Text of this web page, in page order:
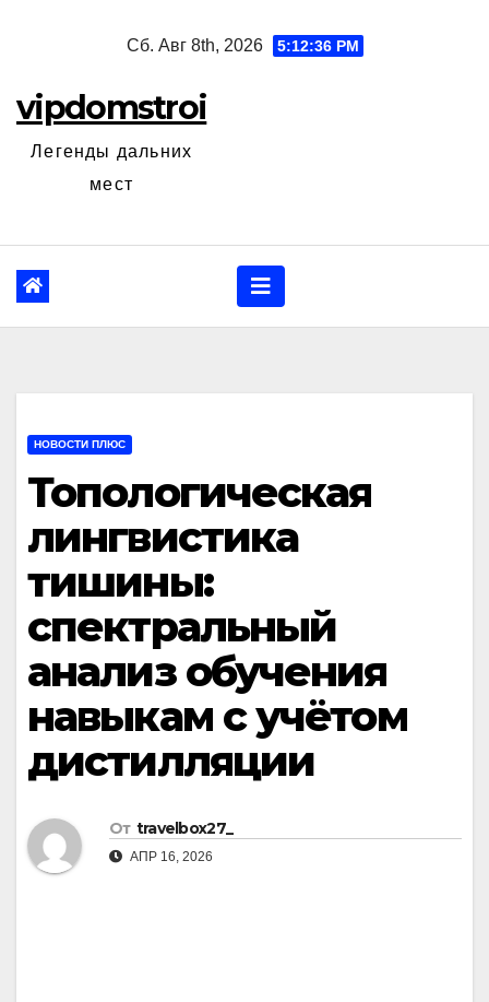
Сб. Авг 8th, 2026 5:12:37 PM
vipdomstroi
Легенды дальних
мест
НОВОСТИ ПЛЮС
Топологическая
лингвистика
тишины:
спектральный
анализ обучения
навыкам с учётом
дистилляции
От travelbox27_
АПР 16, 2026